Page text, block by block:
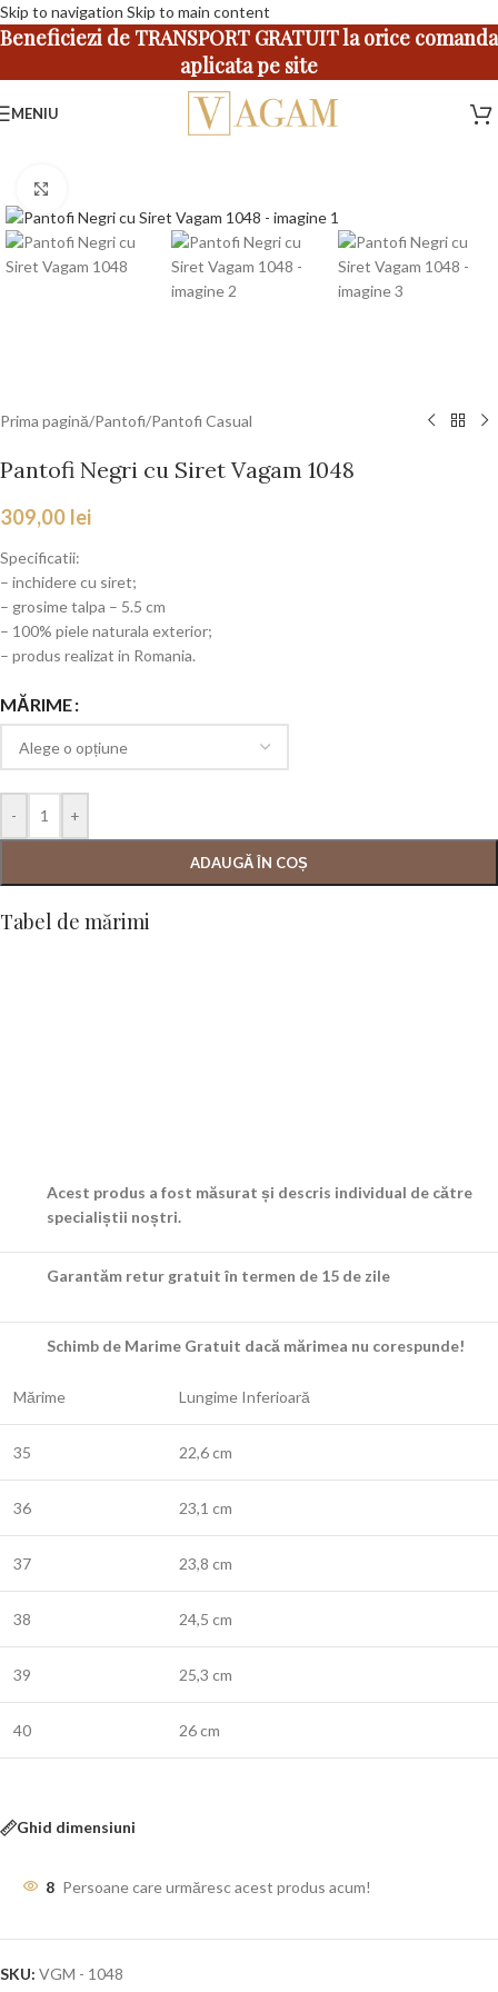
Skip to navigation Skip to main content
Beneficiezi de TRANSPORT GRATUIT la orice comanda
aplicata pe site
MENIU
Prima pagină/Pantofi/Pantofi Casual
Pantofi Negri cu Siret Vagam 1048
309,00 lei
Specificatii:
– inchidere cu siret;
– grosime talpa – 5.5 cm
– 100% piele naturala exterior;
– produs realizat in Romania.
MĂRIME
- +
ADAUGĂ ÎN COȘ
Tabel de mărimi
Acest produs a fost măsurat și descris individual de către
specialiștii noștri.
Garantăm retur gratuit în termen de 15 de zile
Schimb de Marime Gratuit dacă mărimea nu corespunde!
Mărime Lungime Inferioară
35 22,6 cm
36 23,1 cm
37 23,8 cm
38 24,5 cm
39 25,3 cm
40 26 cm
Ghid dimensiuni
8 Persoane care urmăresc acest produs acum!
SKU: VGM - 1048